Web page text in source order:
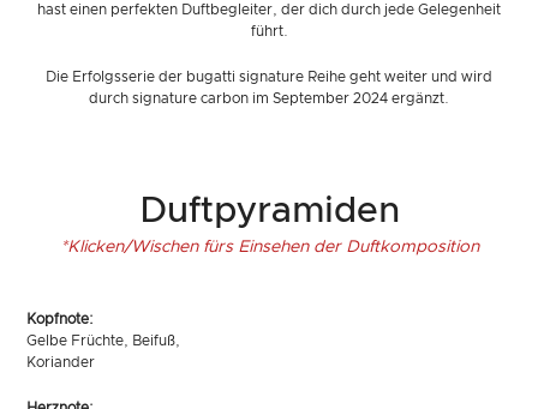
hast einen perfekten Duftbegleiter, der dich durch jede Gelegenheit
führt.
Die Erfolgsserie der bugatti signature Reihe geht weiter und wird
durch signature carbon im September 2024 ergänzt.
Duftpyramiden
*Klicken/Wischen fürs Einsehen der Duftkomposition
Kopfnote:
Gelbe Früchte, Beifuß,
Koriander